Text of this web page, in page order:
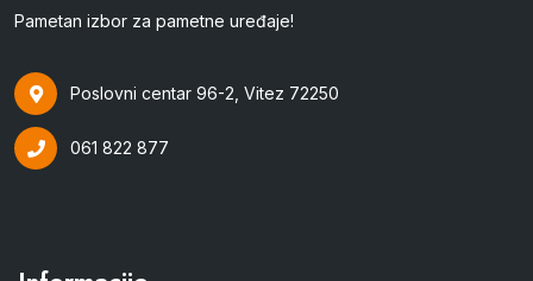
Pametan izbor za pametne uređaje!
Poslovni centar 96-2, Vitez 72250
061 822 877